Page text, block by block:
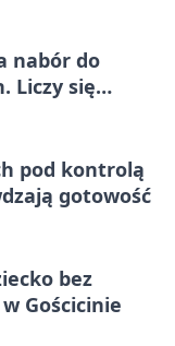
nabór do
Liczy się
pod kontrolą
gotowość
bez
Gościcinie